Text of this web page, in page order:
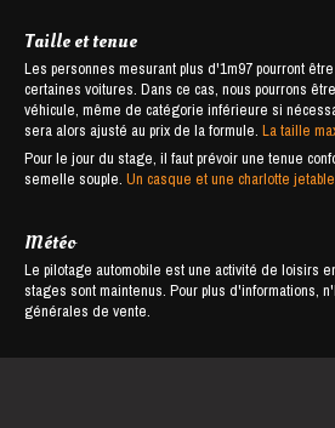
Taille et tenue
Les personnes mesurant plus d'1m97 pourront
certaines voitures. Dans ce cas, nous pourrons
véhicule, même de catégorie inférieure si
sera alors ajusté au prix de la formule.La taille
Pour le jour du stage, il faut prévoir une tenue
semelle souple.Un casque et une charlotte
Météo
Le pilotage automobile est une activité de loisirs
stages sont maintenus. Pour plus d'informations,
générales de vente.